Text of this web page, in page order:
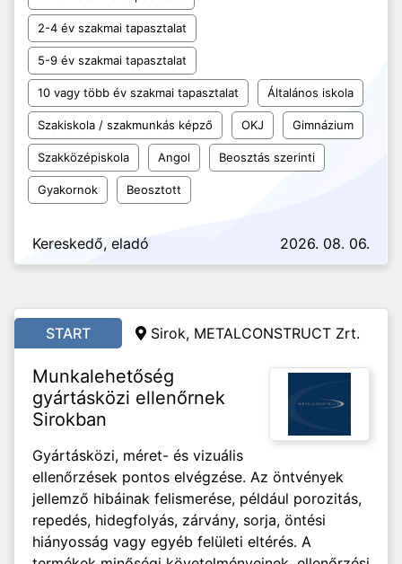
2-4 év szakmai tapasztalat
5-9 év szakmai tapasztalat
10 vagy több év szakmai tapasztalat Általános iskola
Szakiskola / szakmunkás képző OKJ Gimnázium
Szakközépiskola Angol Beosztás szerinti
Gyakornok Beosztott
Kereskedő, eladó 2026. 08. 06.
START Sirok, METALCONSTRUCT Zrt.
Munkalehetőség
gyártásközi ellenőrnek
Sirokban
Gyártásközi, méret- és vizuális
ellenőrzések pontos elvégzése. Az öntvények
jellemző hibáinak felismerése, például porozitás,
repedés, hidegfolyás, zárvány, sorja, öntési
hiányosság vagy egyéb felületi eltérés. A